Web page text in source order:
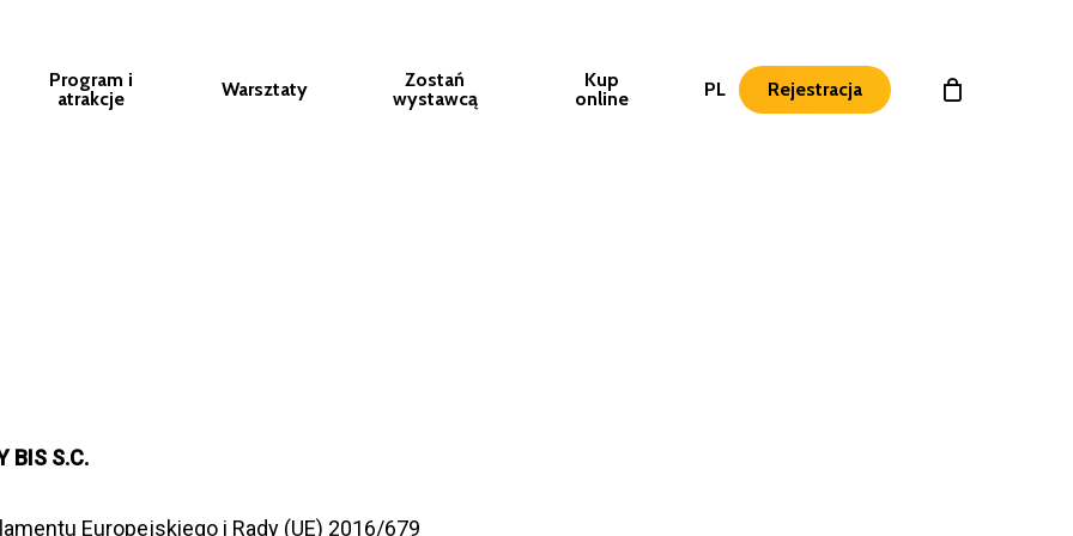
Program i
atrakcje
Warsztaty
Zostań
wystawcą
Kup
online
PL Rejestracja
BIS S.C.
Euro­pej­skiego i Rady (UE) 2016/679